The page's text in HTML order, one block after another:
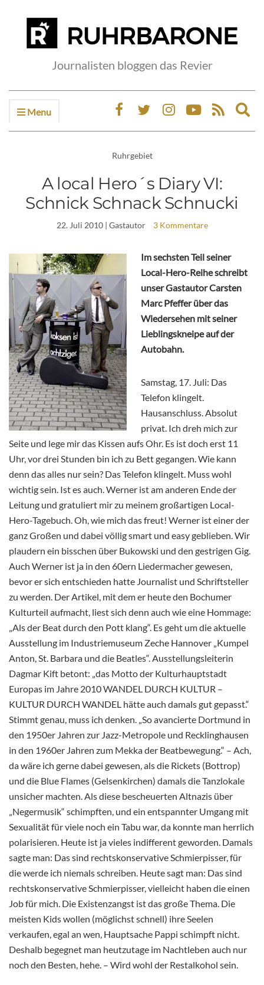
Journalisten bloggen das Revier
Menu
Ruhrgebiet
A local Hero´s Diary VI:
Schnick Schnack Schnucki
22. Juli 2010| Gastautor 3 Kommentare
Im sechsten Teil seiner
Local-Hero-Reihe schreibt
unser Gastautor Carsten
Marc Pfeffer über das
Wiedersehen mit seiner
Lieblingskneipe auf der
Autobahn.
Samstag, 17. Juli: Das
Telefon klingelt.
Hausanschluss. Absolut
privat. Ich dreh mich zur
Seite und lege mir das Kissen aufs Ohr. Es ist doch erst 11
Uhr, vor drei Stunden bin ich zu Bett gegangen. Wie kann
denn das alles nur sein? Das Telefon klingelt. Muss wohl
wichtig sein. Ist es auch. Werner ist am anderen Ende der
Leitung und gratuliert mir zu meinem großartigen Local-
Hero-Tagebuch. Oh, wie mich das freut! Werner ist einer der
ganz Großen und dabei völlig smart und easy geblieben. Wir
plaudern ein bisschen über Bukowski und den gestrigen Gig.
Auch Werner ist ja in den 60ern Liedermacher gewesen,
bevor er sich entschieden hatte Journalist und Schriftsteller
zu werden. Der Artikel, mit dem er heute den Bochumer
Kulturteil aufmacht, liest sich denn auch wie eine Hommage:
„Als der Beat durch den Pott klang“. Es geht um die aktuelle
Ausstellung im Industriemuseum Zeche Hannover „Kumpel
Anton, St. Barbara und die Beatles“. Ausstellungsleiterin
Dagmar Kift betont: „das Motto der Kulturhauptstadt
Europas im Jahre 2010 WANDEL DURCH KULTUR –
KULTUR DURCH WANDEL hätte auch damals gut gepasst.“
Stimmt genau, muss ich denken. „So avancierte Dortmund in
den 1950er Jahren zur Jazz-Metropole und Recklinghausen
in den 1960er Jahren zum Mekka der Beatbewegung.“ – Ach,
da wäre ich gerne dabei gewesen, als die Rickets (Bottrop)
und die Blue Flames (Gelsenkirchen) damals die Tanzlokale
unsicher machten. Als diese bescheuerten Altnazis über
„Negermusik“ schimpften, und ein entspannter Umgang mit
Sexualität für viele noch ein Tabu war, da konnte man herrlich
polarisieren. Heute ist ja vieles indifferent geworden. Damals
sagte man: Das sind rechtskonservative Schmierpisser, für
die werde ich niemals schreiben. Heute sagt man: Das sind
rechtskonservative Schmierpisser, vielleicht haben die einen
Job für mich. Die Existenzangst ist das große Thema. Die
meisten Kids wollen (möglichst schnell) ihre Seelen
verkaufen, egal an wen, Hauptsache Pappi schimpft nicht.
Deshalb begegnet man heutzutage im Nachtleben auch nur
noch den Besten, hehe. – Wird wohl der Restalkohol sein.